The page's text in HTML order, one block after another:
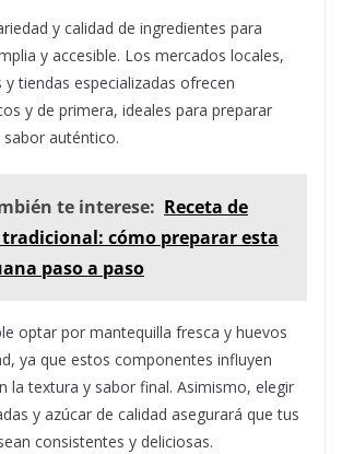
y calidad de ingredientes para
y accesible. Los mercados locales,
y tiendas especializadas ofrecen
y de primera, ideales para preparar
auténtico.
te interese: Receta de
cómo preparar esta
paso a paso
optar por mantequilla fresca y huevos
ya que estos componentes influyen
la textura y sabor final. Asimismo, elegir
y azúcar de calidad asegurará que tus
consistentes y deliciosas.